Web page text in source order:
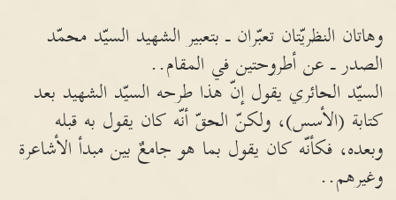
وهاتان النظريّتان تعبّران ـ بتعبير الشهيد السيّد محمّد
الصدر ـ عن أطروحتين في المقام..
السيّد الحائري يقول إنّ هذا طرحه السيّد الشهيد بعد
كتابة (الأسس)، ولكنّ الحقّ أنّه كان يقول به قبله
وبعده، فكأنّه كان يقول بما هو جامعٌ بين مبدأ الأشاعرة
وغيرهم..